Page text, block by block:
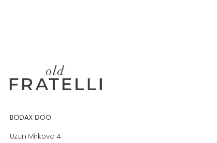
BODAX DOO
Uzun Mirkova 4